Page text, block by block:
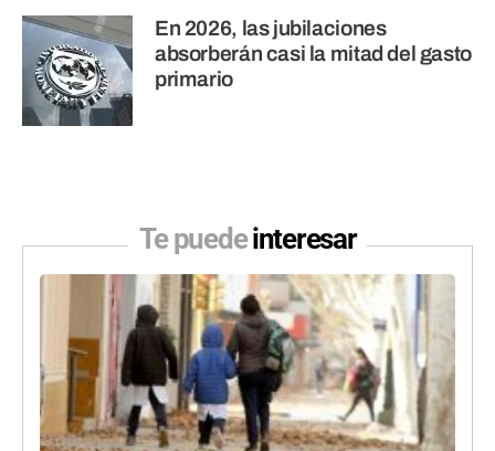
En 2026, las jubilaciones
absorberán casi la mitad del gasto
primario
Te puedeinteresar